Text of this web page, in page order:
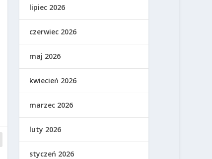
lipiec 2026
czerwiec 2026
maj 2026
kwiecień 2026
marzec 2026
luty 2026
styczeń 2026